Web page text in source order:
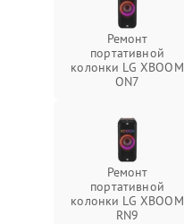
Ремонт
портативной
колонки LG XBOOM
ON7
Ремонт
портативной
колонки LG XBOOM
RN9